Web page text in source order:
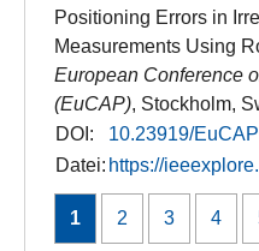
Positioning Errors in
Measurements Using
European Conference
(EuCAP), Stockholm,
DOI:
10.23919/
Datei: https://
1 2 3 4